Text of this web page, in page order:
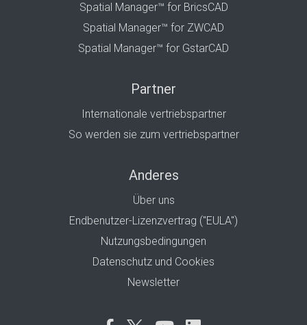
Spatial Manager™ for BricsCAD
Spatial Manager™ for ZWCAD
Spatial Manager™ for GstarCAD
Partner
Internationale vertriebspartner
So werden sie zum vertriebspartner
Anderes
Über uns
Endbenutzer-Lizenzvertrag ("EULA")
Nutzungsbedingungen
Datenschutz und Cookies
Newsletter